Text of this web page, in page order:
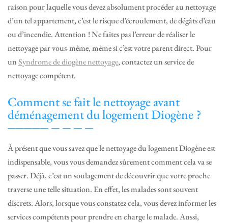
raison pour laquelle vous devez absolument procéder au nettoyage
d’un tel appartement, c’est le risque d’écroulement, de dégâts d’eau
ou d’incendie. Attention ! Ne faites pas l’erreur de réaliser le
nettoyage par vous-même, même si c’est votre parent direct. Pour
unSyndrome de diogène nettoyage, contactez un service de
nettoyage compétent.
Comment se fait le nettoyage avant
déménagement du logement Diogène ?
À présent que vous savez que le nettoyage du logement Diogène est
indispensable, vous vous demandez sûrement comment cela va se
passer. Déjà, c’est un soulagement de découvrir que votre proche
traverse une telle situation. En effet, les malades sont souvent
discrets. Alors, lorsque vous constatez cela, vous devez informer les
services compétents pour prendre en charge le malade. Aussi,